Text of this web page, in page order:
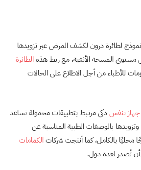
نموذج لطائرة درون لكشف المرض عبر تزويدها
مستوى المسحة الأنفية، مع ربط هذهالطائرة
للأطباء من أجل الاطلاع على الحالات
جهاز تنفسذكي مرتبط بتطبيقات محمولة تساعد
بالوصفات الطبية المناسبة عن
محليًا بالكامل، كما أنتجت شركاتالكمامات
تُصدر لعدة دول.